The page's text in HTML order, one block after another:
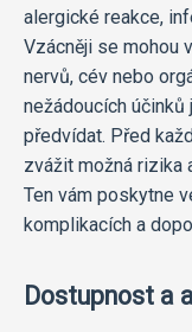
alergické reakce,
Vzácněji se mohou
nervů, cév nebo
nežádoucích
předvídat. Před
zvážit možná rizika
Ten vám poskytne
komplikacích a
Dostupnost a